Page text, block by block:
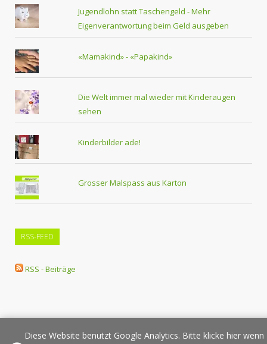
Jugendlohn statt Taschengeld - Mehr
Eigenverantwortung beim Geld ausgeben
«Mamakind» - «Papakind»
Die Welt immer mal wieder mit Kinderaugen
sehen
Kinderbilder ade!
Grosser Malspass aus Karton
RSS-FEED
RSS - Beiträge
Diese Website benutzt Google Analytics. Bitte klicke hier wenn